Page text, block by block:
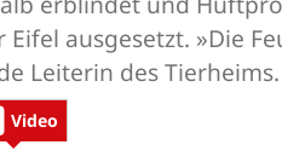
Eifel ausgesetzt. »Die
Leiterin des Tierheims.
Video